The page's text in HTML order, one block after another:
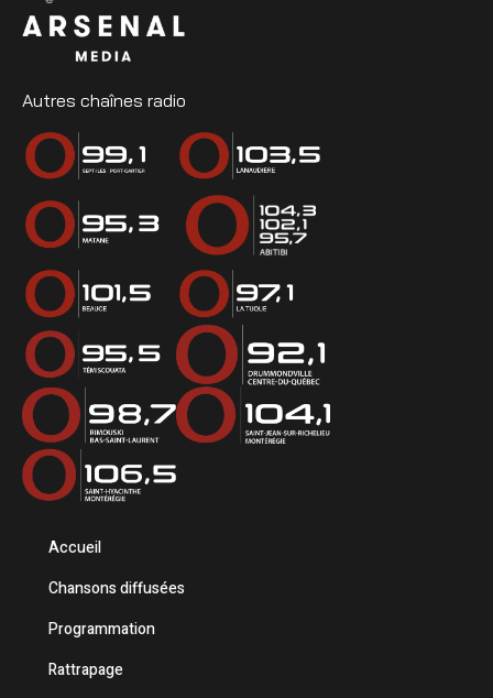
Autres chaînes radio
Accueil
Chansons diffusées
Programmation
Rattrapage